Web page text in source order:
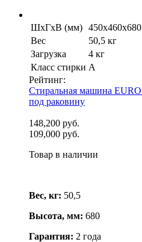
ШхГхВ (мм) 450x460x680
Вес
50,5 кг
Загрузка
4 кг
Класс стирки А
Рейтинг:
Стиральная машина
под раковину
148,200 руб.
109,000 руб.
Товар в наличии
Вес, кг: 50,5
Высота, мм: 680
Гарантия: 2 года